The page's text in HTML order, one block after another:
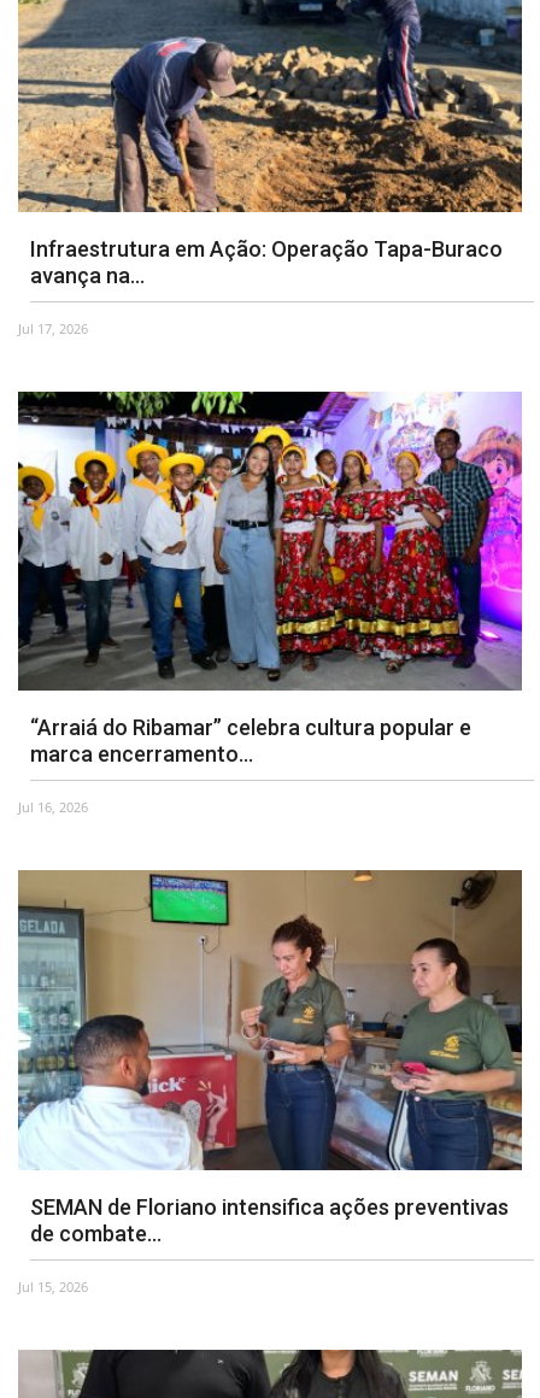
Infraestrutura em Ação: Operação Tapa-Buraco
avança na...
Jul 17, 2026
“Arraiá do Ribamar” celebra cultura popular e
marca encerramento...
Jul 16, 2026
SEMAN de Floriano intensifica ações preventivas
de combate...
Jul 15, 2026